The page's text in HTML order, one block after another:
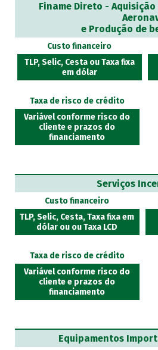
Finame Direto -
e Produção de
Custo financeiro
TLP, Selic, Cesta ou Taxa fixa
em dólar
Taxa de risco de crédito
Variável conforme risco do
cliente e prazos do
financiamento
Serviços
Custo financeiro
TLP, Selic, Cesta, Taxa fixa em
dólar ou ou Taxa LCD
Taxa de risco de crédito
Variável conforme risco do
cliente e prazos do
financiamento
Equipamentos